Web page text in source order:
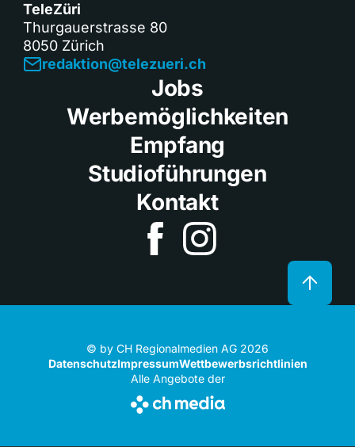
TeleZüri
Thurgauerstrasse 80
8050 Zürich
redaktion@telezueri.ch
Jobs
Werbemöglichkeiten
Empfang
Studioführungen
Kontakt
© by CH Regionalmedien AG 2026
DatenschutzImpressumWettbewerbsrichtlinien
Alle Angebote der